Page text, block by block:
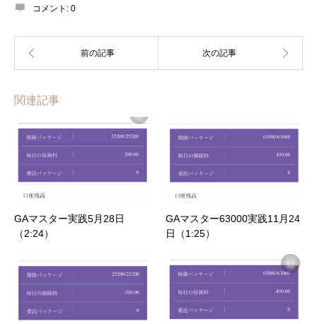
コメント: 0
関連記事
GAマスター実践5月28日
（2:24）
GAマスター63000実践11月24
日（1:25）